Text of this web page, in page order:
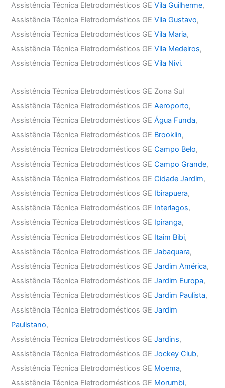
Assistência Técnica Eletrodomésticos GEVila Guilherme,
Assistência Técnica Eletrodomésticos GEVila Gustavo,
Assistência Técnica Eletrodomésticos GEVila Maria,
Assistência Técnica Eletrodomésticos GEVila Medeiros,
Assistência Técnica Eletrodomésticos GEVila Nivi.
Assistência Técnica Eletrodomésticos GE Zona Sul
Assistência Técnica Eletrodomésticos GEAeroporto,
Assistência Técnica Eletrodomésticos GEÁgua Funda,
Assistência Técnica Eletrodomésticos GE Brooklin,
Assistência Técnica Eletrodomésticos GECampo Belo,
Assistência Técnica Eletrodomésticos GECampo Grande,
Assistência Técnica Eletrodomésticos GECidade Jardim,
Assistência Técnica Eletrodomésticos GE Ibirapuera,
Assistência Técnica Eletrodomésticos GE Interlagos,
Assistência Técnica Eletrodomésticos GE Ipiranga,
Assistência Técnica Eletrodomésticos GE Itaim Bibi,
Assistência Técnica Eletrodomésticos GEJabaquara,
Assistência Técnica Eletrodomésticos GEJardim América,
Assistência Técnica Eletrodomésticos GEJardim Europa,
Assistência Técnica Eletrodomésticos GEJardim Paulista,
Assistência Técnica Eletrodomésticos GEJardim
Paulistano,
Assistência Técnica Eletrodomésticos GEJardins,
Assistência Técnica Eletrodomésticos GEJockey Club,
Assistência Técnica Eletrodomésticos GE Moema,
Assistência Técnica Eletrodomésticos GE Morumbi,